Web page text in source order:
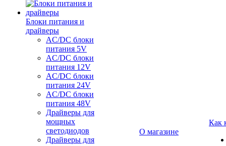
Блоки питания и
драйверы
AC/DC блоки
питания 5V
AC/DC блоки
питания 12V
AC/DC блоки
питания 24V
AC/DC блоки
питания 48V
Драйверы для
мощных
светодиодов
Драйверы для
О магазине
Как